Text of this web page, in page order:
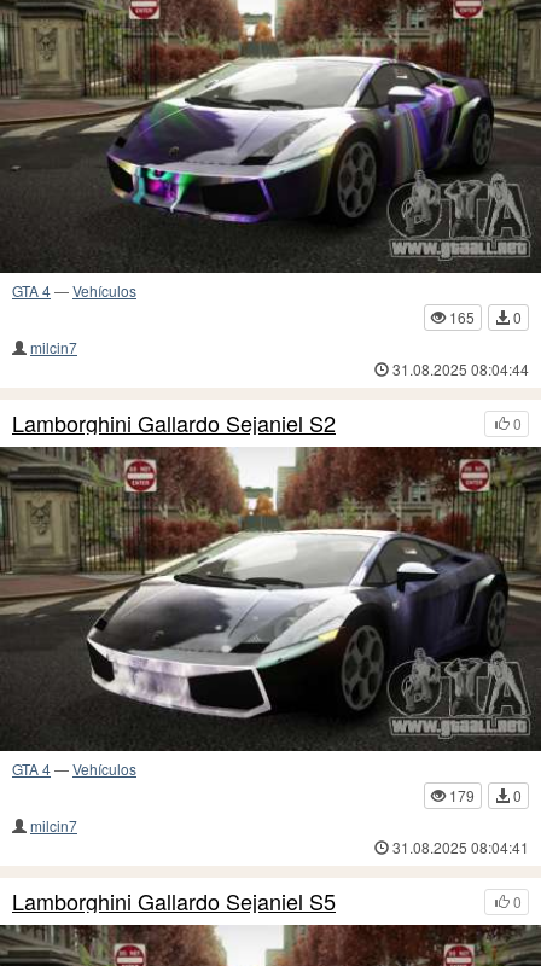
GTA 4—Vehículos
165
0
milcin7
31.08.2025 08:04:44
0
Lamborghini Gallardo Sejaniel S2
GTA 4—Vehículos
179
0
milcin7
31.08.2025 08:04:41
0
Lamborghini Gallardo Sejaniel S5